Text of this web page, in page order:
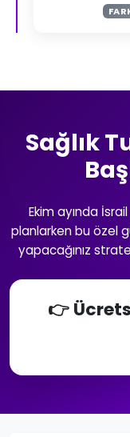
Sağlık
Ekim ayında
planlarken bu özel
yapacağınız
👉